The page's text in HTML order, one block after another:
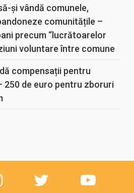
și vândă comunele,
comunitățile –
precum “lucrătoarelor
voluntare între comune
compensații pentru
de euro pentru zboruri